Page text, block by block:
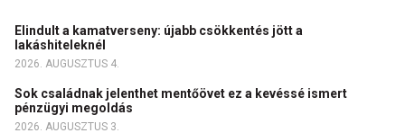
Elindult a kamatverseny: újabb csökkentés jött a
lakáshiteleknél
2026. AUGUSZTUS 4.
Sok családnak jelenthet mentőövet ez a kevéssé ismert
pénzügyi megoldás
2026. AUGUSZTUS 3.